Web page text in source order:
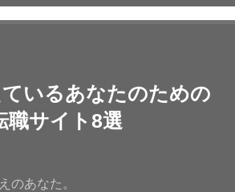
いるあなたのための
職サイト8選
のあなた。